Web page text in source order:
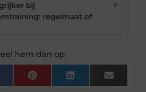
bij
regelmaat of
▼
hem dan op:
Pinterest LinkedIn Email